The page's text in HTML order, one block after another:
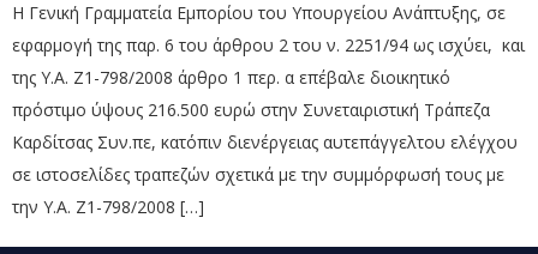
Η Γενική Γραμματεία Εμπορίου του Υπουργείου Ανάπτυξης, σε
εφαρμογή της παρ. 6 του άρθρου 2 του ν. 2251/94 ως ισχύει, και
της Υ.Α. Ζ1-798/2008 άρθρο 1 περ. α επέβαλε διοικητικό
πρόστιμο ύψους 216.500 ευρώ στην Συνεταιριστική Τράπεζα
Καρδίτσας Συν.πε, κατόπιν διενέργειας αυτεπάγγελτου ελέγχου
σε ιστοσελίδες τραπεζών σχετικά με την συμμόρφωσή τους με
την Υ.Α. Ζ1-798/2008 […]